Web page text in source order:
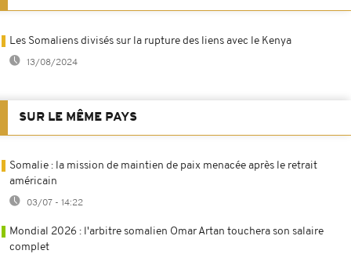
Les Somaliens divisés sur la rupture des liens avec le Kenya
13/08/2024
SUR LE MÊME PAYS
Somalie : la mission de maintien de paix menacée après le retrait
américain
03/07 - 14:22
Mondial 2026 : l'arbitre somalien Omar Artan touchera son salaire
complet